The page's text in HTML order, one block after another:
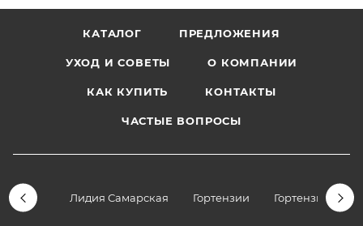
КАТАЛОГ ПРЕДЛОЖЕНИЯ
УХОД И СОВЕТЫ О КОМПАНИИ
КАК КУПИТЬ КОНТАКТЫ
ЧАСТЫЕ ВОПРОСЫ
Лидия Самарская Гортензии Гортензии